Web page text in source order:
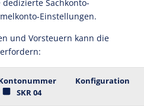
Sachkonto-
Einstellungen.
und Vorsteuern kann die
SKR 04
Konfiguration